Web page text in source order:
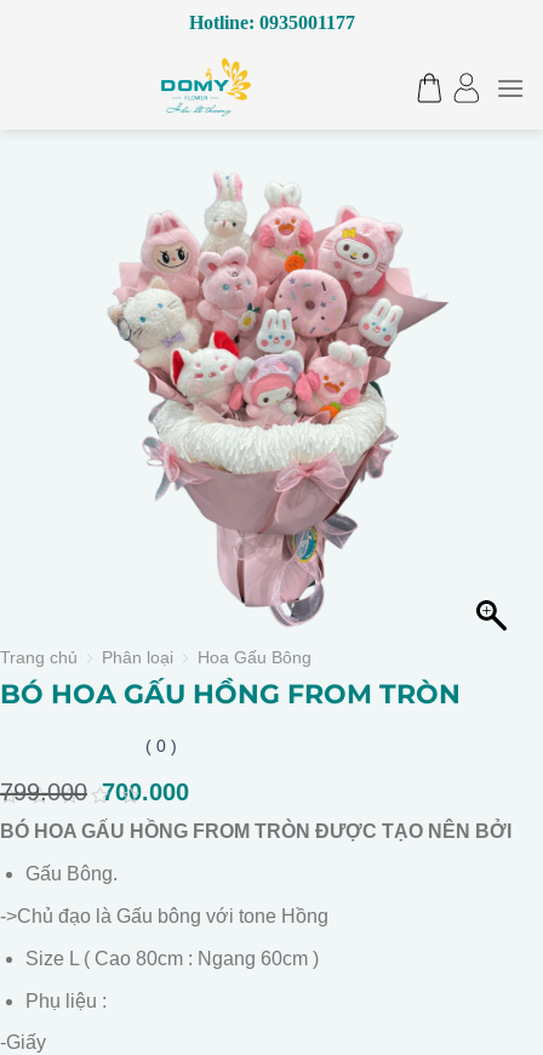
Hotline: 0935001177
Trang chủ Phân loại Hoa Gấu Bông
BÓ HOA GẤU HỒNG FROM TRÒN
0
out
5
( 0 )
799.000 Giá
gốc
là:
799.000.
700.000
tại
BÓ HOA GẤU HỒNG FROM TRÒN ĐƯỢC TẠO NÊN BỞI
Gấu Bông.
->Chủ đạo là Gấu bông với tone Hồng
Size L ( Cao 80cm : Ngang 60cm )
Phụ liệu :
-Giấy